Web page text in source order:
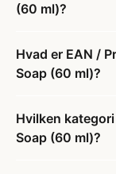
(60 ml)?
Hvad er EAN /
Soap (60 ml)?
Hvilken
Soap (60 ml)?